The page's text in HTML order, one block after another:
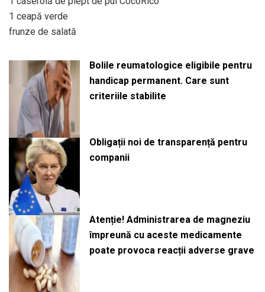
1 ceapă verde
frunze de salată
Bolile reumatologice eligibile pentru
handicap permanent. Care sunt
criteriile stabilite
Obligații noi de transparență pentru
companii
Atenție! Administrarea de magneziu
împreună cu aceste medicamente
poate provoca reacții adverse grave